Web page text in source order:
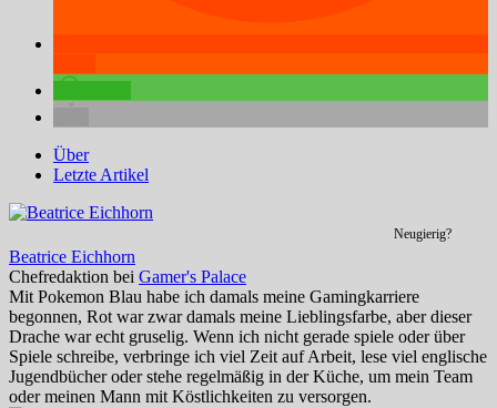
Über
Letzte Artikel
Neugierig?
Beatrice Eichhorn
Chefredaktion bei Gamer's Palace
Mit Pokemon Blau habe ich damals meine Gamingkarriere
begonnen, Rot war zwar damals meine Lieblingsfarbe, aber dieser
Drache war echt gruselig. Wenn ich nicht gerade spiele oder über
Spiele schreibe, verbringe ich viel Zeit auf Arbeit, lese viel englische
Jugendbücher oder stehe regelmäßig in der Küche, um mein Team
oder meinen Mann mit Köstlichkeiten zu versorgen.